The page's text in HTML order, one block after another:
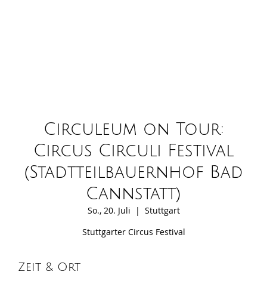
Circuleum on Tour:
Circus Circuli Festival
(Stadtteilbauernhof Bad
Cannstatt)
So., 20. Juli
  |
Stuttgart
Stuttgarter Circus Festival
Zeit & Ort